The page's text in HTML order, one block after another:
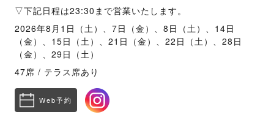
▽下記日程は23:30まで営業いたします。
2026年8月1日（土）、7日（金）、8日（土）、14日
（金）、15日（土）、21日（金）、22日（土）、28日
（金）、29日（土）
47席 / テラス席あり
Web予約